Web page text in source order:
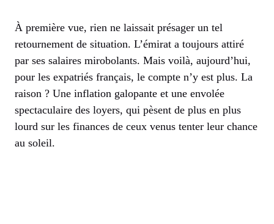
À première vue, rien ne laissait présager un tel
retournement de situation. L’émirat a toujours attiré
par ses salaires mirobolants. Mais voilà, aujourd’hui,
pour les expatriés français, le compte n’y est plus. La
raison ? Une inflation galopante et une envolée
spectaculaire des loyers, qui pèsent de plus en plus
lourd sur les finances de ceux venus tenter leur chance
au soleil.